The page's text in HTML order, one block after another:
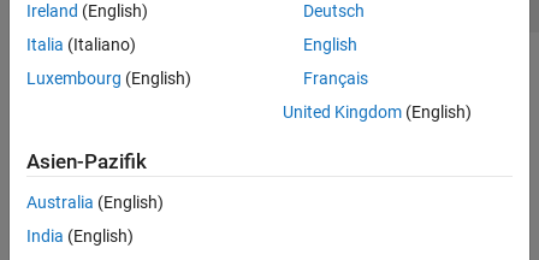
Ireland (English)
Italia (Italiano)
Luxembourg (English)
Deutsch
English
Français
United Kingdom(English)
Asien-Pazifik
Australia (English)
India (English)